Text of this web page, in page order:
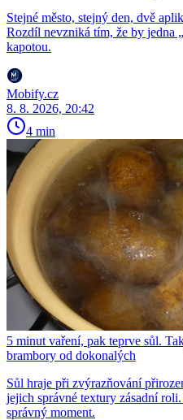
Stejné město, stejný den, dvě
Rozdíl nevzniká tím, že by jedna
kapotou.
Mobify.cz
8. 8. 2026, 20:42
4 min
5 minut vaření, pak teprve sůl.
brambory od dokonalých
Sůl hraje při zvýrazňování
jejich správné textury zásadní
správný moment.